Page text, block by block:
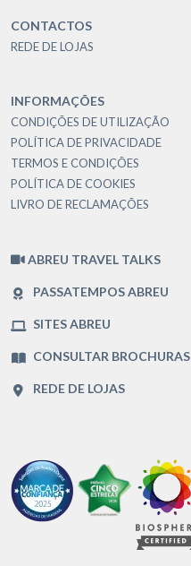
CONTACTOS
REDE DE LOJAS
INFORMAÇÕES
CONDIÇÕES DE UTILIZAÇÃO
POLÍTICA DE PRIVACIDADE
TERMOS E CONDIÇÕES
POLÍTICA DE COOKIES
LIVRO DE RECLAMAÇÕES
ABREU TRAVEL TALKS
PASSATEMPOS ABREU
SITES ABREU
CONSULTAR BROCHURAS
REDE DE LOJAS